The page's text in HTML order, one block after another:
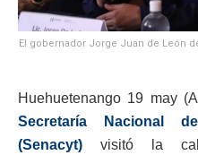
El gobernador Jorge Juan de León
Huehuetenango 19 may
Secretaría Nacional
(Senacyt)
visitó la